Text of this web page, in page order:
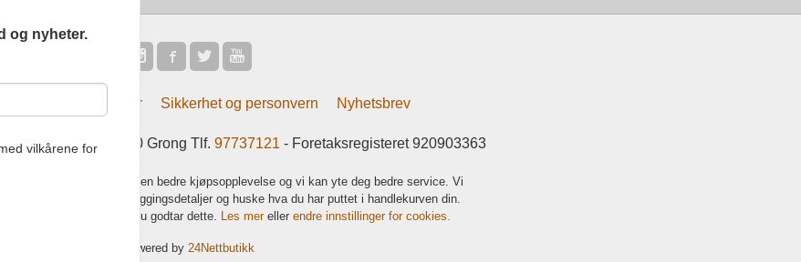
Kjøpsbetingelser Sikkerhet og personvern Nyhetsbrev
Eliasmoen 4 7870 Grong Tlf. 97737121 - Foretaksregisteret 920903363
cookies slik at du får en bedre kjøpsopplevelse og vi kan yte deg bedre service. Vi
til å lagre innloggingsdetaljer og huske hva du har puttet i handlekurven din.
siden som normalt om du godtar dette. Les mer eller endre innstillinger for cookies.
Powered by 24Nettbutikk
og nyheter.
vilkårene for